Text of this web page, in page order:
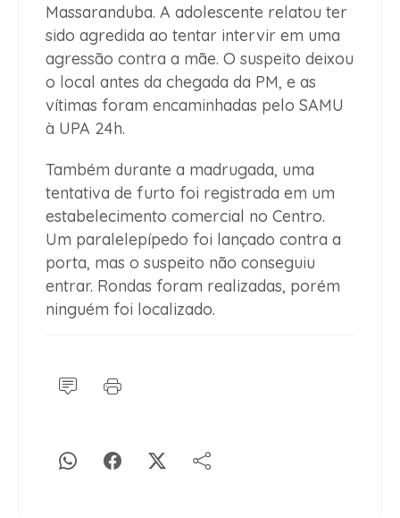
Massaranduba. A adolescente relatou ter
sido agredida ao tentar intervir em uma
agressão contra a mãe. O suspeito deixou
o local antes da chegada da PM, e as
vítimas foram encaminhadas pelo SAMU
à UPA 24h.
Também durante a madrugada, uma
tentativa de furto foi registrada em um
estabelecimento comercial no Centro.
Um paralelepípedo foi lançado contra a
porta, mas o suspeito não conseguiu
entrar. Rondas foram realizadas, porém
ninguém foi localizado.